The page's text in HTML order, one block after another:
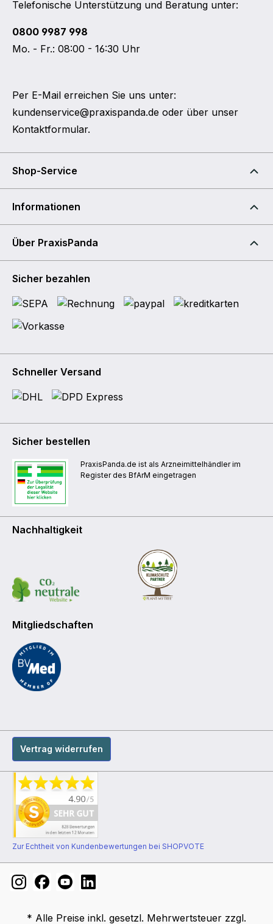
Telefonische Unterstützung und Beratung unter:
0800 9987 998
Mo. - Fr.: 08:00 - 16:30 Uhr
Per E-Mail erreichen Sie uns unter:
kundenservice@praxispanda.de oder über unser
Kontaktformular.
Shop-Service
Informationen
Über PraxisPanda
Sicher bezahlen
Schneller Versand
Sicher bestellen
PraxisPanda.de ist als Arzneimittelhändler im
Register des BfArM eingetragen
Nachhaltigkeit
Mitgliedschaften
Vertrag widerrufen
Zur Echtheit von Kundenbewertungen bei SHOPVOTE
* Alle Preise inkl. gesetzl. Mehrwertsteuer zzgl.